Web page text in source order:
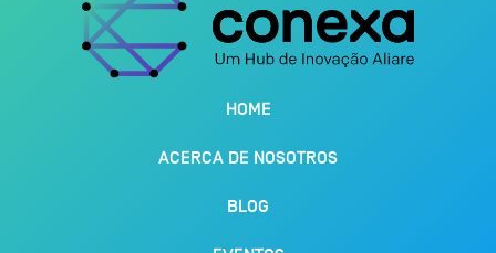
HOME
ACERCA DE NOSOTROS
BLOG